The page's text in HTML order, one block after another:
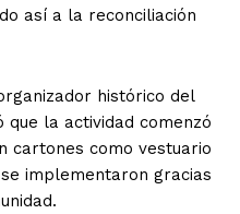
así a la reconciliación
histórico del
la actividad comenzó
cartones como vestuario
implementaron gracias